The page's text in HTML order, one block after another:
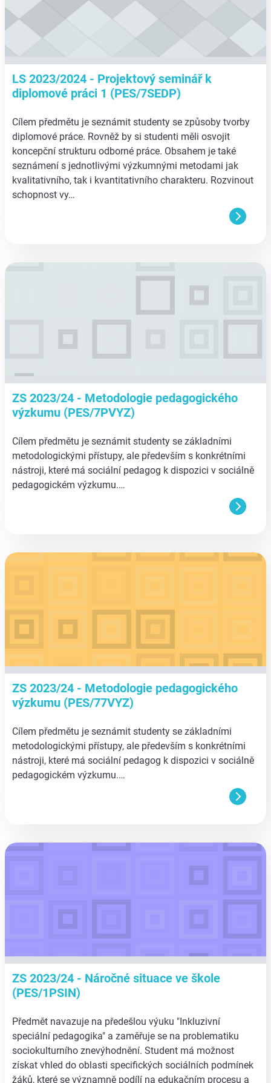
LS 2023/2024 - Projektový seminář k
diplomové práci 1 (PES/7SEDP)
Cílem předmětu je seznámit studenty se způsoby tvorby
diplomové práce. Rovněž by si studenti měli osvojit
koncepční strukturu odborné práce. Obsahem je také
seznámení s jednotlivými výzkumnými metodami jak
kvalitativního, tak i kvantitativního charakteru. Rozvinout
schopnost vy…
aa
ZS 2023/24 - Metodologie pedagogického
výzkumu (PES/7PVYZ)
Cílem předmětu je seznámit studenty se základními
metodologickými přístupy, ale především s konkrétními
nástroji, které má sociální pedagog k dispozici v sociálně
pedagogickém výzkumu.…
aa
ZS 2023/24 - Metodologie pedagogického
výzkumu (PES/77VYZ)
Cílem předmětu je seznámit studenty se základními
metodologickými přístupy, ale především s konkrétními
nástroji, které má sociální pedagog k dispozici v sociálně
pedagogickém výzkumu.…
aa
ZS 2023/24 - Náročné situace ve škole
(PES/1PSIN)
Předmět navazuje na předešlou výuku "Inkluzivní
speciální pedagogika" a zaměřuje se na problematiku
sociokulturního znevýhodnění. Student má možnost
získat vhled do oblasti specifických sociálních podmínek
žáků, které se významně podílí na edukačním procesu a